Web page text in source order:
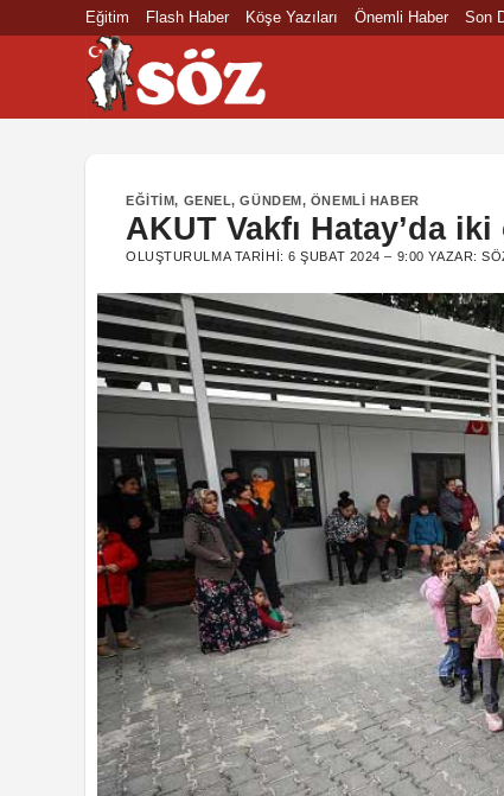
Eğitim Flash Haber Köşe Yazıları Önemli Haber Son
EĞITIM, GENEL,GÜNDEM, ÖNEMLI HABER
AKUT Vakfı Hatay’da iki
OLUŞTURULMA TARIHI:6 ŞUBAT 2024 – 9:00 YAZAR: